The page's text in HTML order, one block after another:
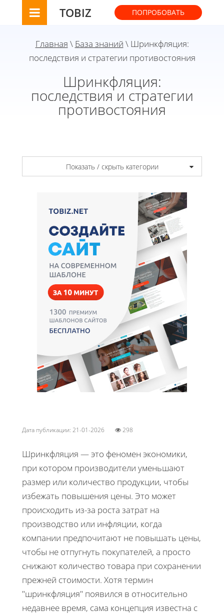
TOBIZ ПОПРОБОВАТЬ
Главная \ База знаний \ Шринкфляция:
последствия и стратегии противостояния
Шринкфляция:
последствия и стратегии
противостояния
Показать / скрыть категории
Дата публикации: 21-01-2026 298
Шринкфляция — это феномен экономики,
при котором производители уменьшают
размер или количество продукции, чтобы
избежать повышения цены. Это может
происходить из-за роста затрат на
производство или инфляции, когда
компании предпочитают не повышать цены,
чтобы не отпугнуть покупателей, а просто
снижают количество товара при сохранении
прежней стоимости. Хотя термин
"шринкфляция" появился в относительно
недавнее время, сама концепция известна с